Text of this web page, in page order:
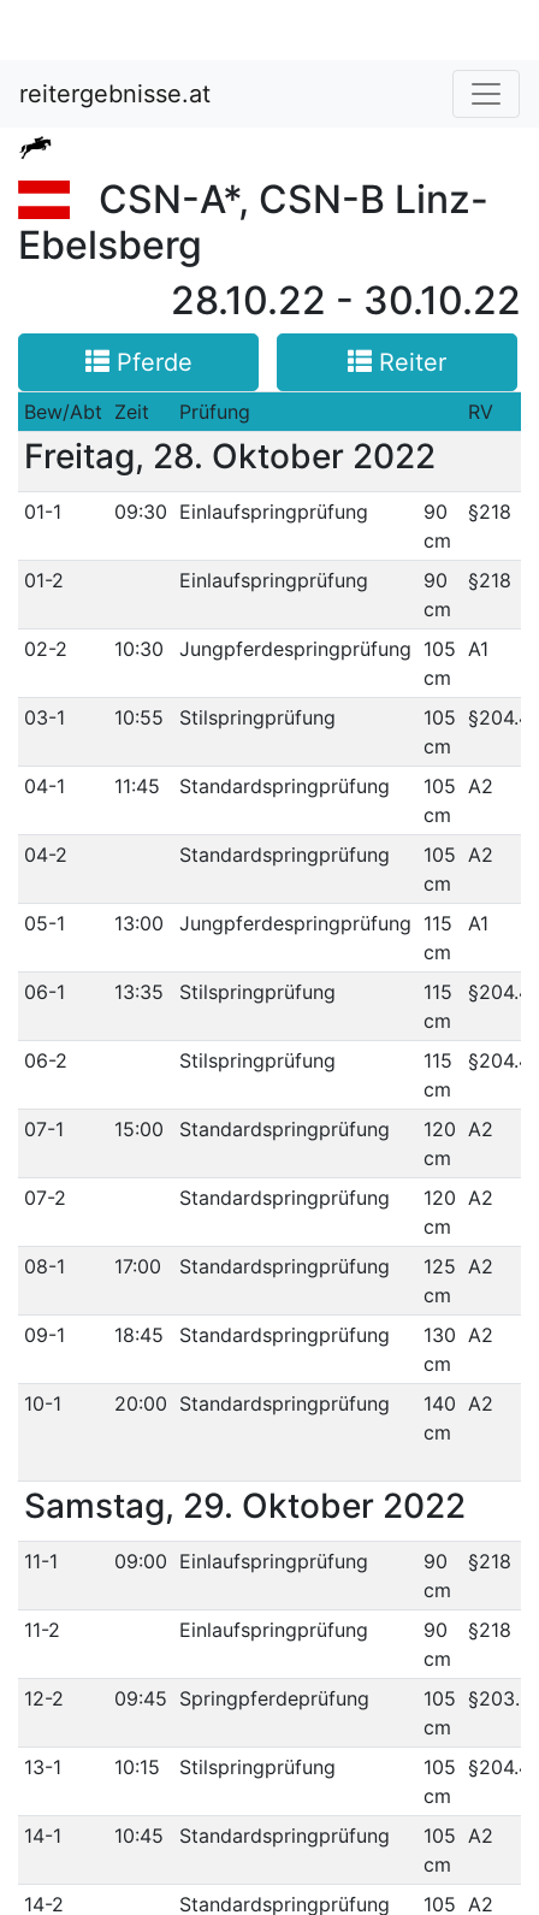
reitergebnisse.at
CSN-A*, CSN-B Linz-
Ebelsberg
28.10.22 - 30.10.22
Pferde Reiter
Bew/Abt Zeit Prüfung RV
Freitag, 28. Oktober 2022
01-1 09:30 Einlaufspringprüfung
90
cm
§218
01-2 Einlaufspringprüfung
90
cm
§218
02-2 10:30 Jungpferdespringprüfung 105
cm
A1
03-1 10:55 Stilspringprüfung
105
cm
§204.4
04-1 11:45 Standardspringprüfung
105
cm
A2
04-2 Standardspringprüfung
105
cm
A2
05-1 13:00 Jungpferdespringprüfung 115
cm
A1
06-1 13:35 Stilspringprüfung
115
cm
§204.4
06-2 Stilspringprüfung
115
cm
§204.4
07-1 15:00 Standardspringprüfung
120
cm
A2
07-2 Standardspringprüfung
120
cm
A2
08-1 17:00 Standardspringprüfung
125
cm
A2
09-1 18:45 Standardspringprüfung
130
cm
A2
10-1 20:00 Standardspringprüfung
140
cm
A2
Samstag, 29. Oktober 2022
11-1 09:00 Einlaufspringprüfung
90
cm
§218
11-2 Einlaufspringprüfung
90
cm
§218
12-2 09:45 Springpferdeprüfung
105
cm
§203.3
13-1 10:15 Stilspringprüfung
105
cm
§204.4
14-1 10:45 Standardspringprüfung
105
cm
A2
14-2 Standardspringprüfung
105 A2